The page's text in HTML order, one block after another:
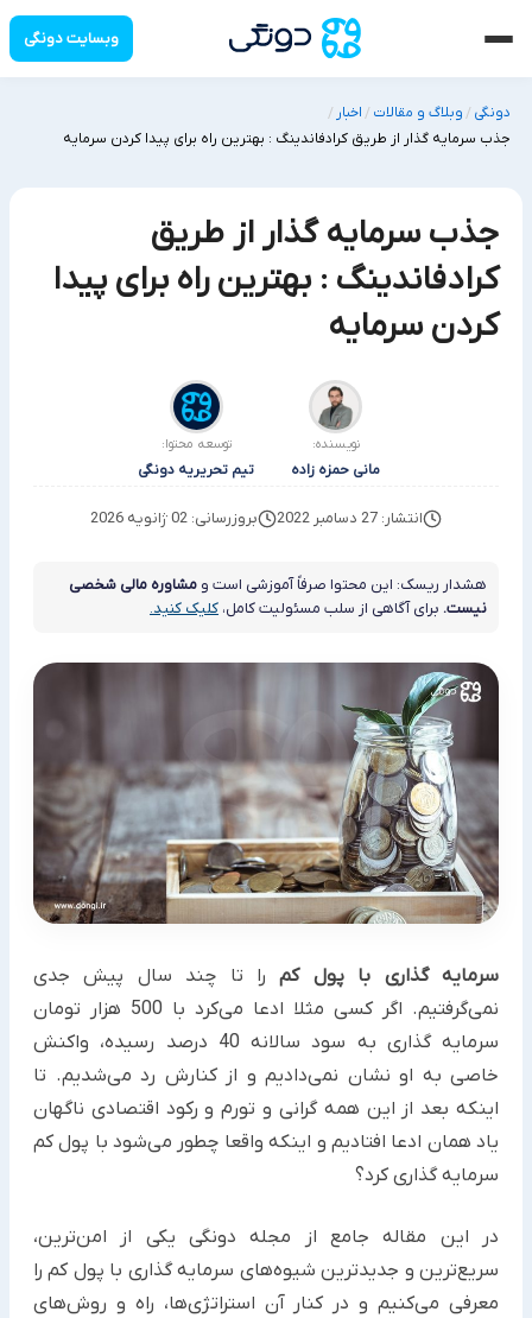
وبسایت دونگی
دونگی /وبلاگ و مقالات /اخبار /
جذب سرمایه گذار از طریق کرادفاندینگ : بهترین راه برای پیدا کردن سرمایه
جذب سرمایه گذار از طریق
کرادفاندینگ : بهترین راه برای پیدا
کردن سرمایه
نویسنده:
مانی حمزه زاده
توسعه محتوا:
تیم تحریریه دونگی
انتشار: 27 دسامبر 2022 بروزرسانی: 02 ژانویه 2026
هشدار ریسک: این محتوا صرفاً آموزشی است و مشاوره مالی شخصی
نیست. برای آگاهی از سلب مسئولیت کامل، کلیک کنید.
سرمایه گذاری با پول کمرا تا چند سال پیش جدی
نمی‌گرفتیم. اگر کسی مثلا ادعا می‌کرد با 500 هزار تومان
سرمایه گذاری به سود سالانه 40 درصد رسیده، واکنش
خاصی به او نشان نمی‌دادیم و از کنارش رد می‌شدیم. تا
اینکه بعد از این همه گرانی و تورم و رکود اقتصادی ناگهان
یاد همان ادعا افتادیم و اینکه واقعا چطور می‌شود با پول کم
سرمایه گذاری کرد؟
در این مقاله جامع از مجله دونگی یکی از امن‌ترین،
سریع‌ترین و جدید‌ترین شیوه‌های سرمایه گذاری با پول کم را
معرفی می‌کنیم و در کنار آن استراتژی‌ها، راه و روش‌های